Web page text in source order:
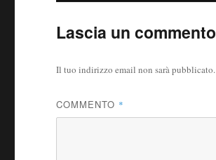
Lascia un commento
Il tuo indirizzo email non sarà pubblicato.
COMMENTO *